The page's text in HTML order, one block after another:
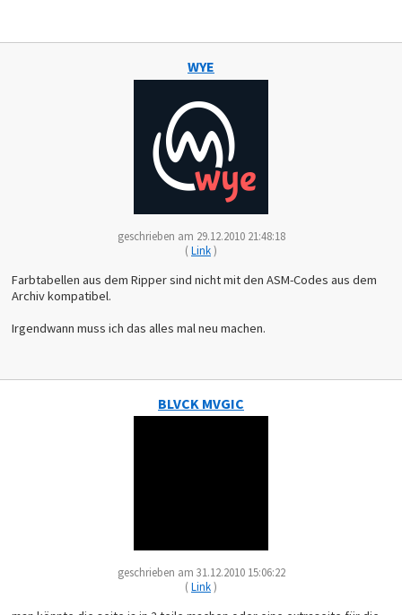
WYE
geschrieben am 29.12.2010 21:48:18
(Link)
Farbtabellen aus dem Ripper sind nicht mit den ASM-Codes aus dem
Archiv kompatibel.
Irgendwann muss ich das alles mal neu machen.
BLVCK MVGIC
geschrieben am 31.12.2010 15:06:22
(Link)